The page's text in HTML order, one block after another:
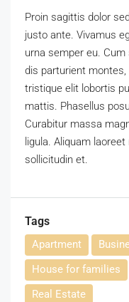
Proin sagittis dolor
justo ante. Vivamus
urna semper eu.
dis parturient
tristique elit lobortis
mattis. Phasellus
Curabitur massa
ligula. Aliquam
sollicitudin et.
Tags
Apartment
House for families
Real Estate